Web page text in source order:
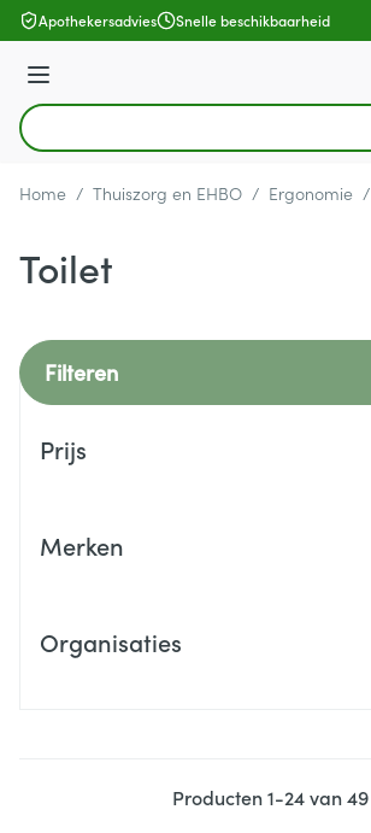
Ga naar de inhoud
Apothekersadvies Snelle beschikbaarheid
Menu
Product, merk, categorie...
Home / Thuiszorg en EHBO / Ergonomie /
Toilet
Filteren
Prijs
Merken
Organisaties
Producten1-24van49